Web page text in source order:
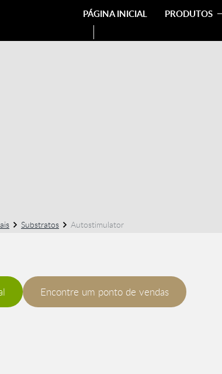
PÁGINA INICIAL PRODUTOS
Substratos Autostimulator
Encontre um ponto de vendas